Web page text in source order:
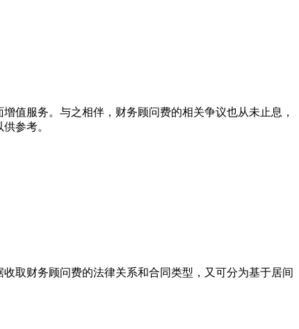
值服务。与之相伴，财务顾问费的相关争议也从未止息，
参考。
取财务顾问费的法律关系和合同类型，又可分为基于居间